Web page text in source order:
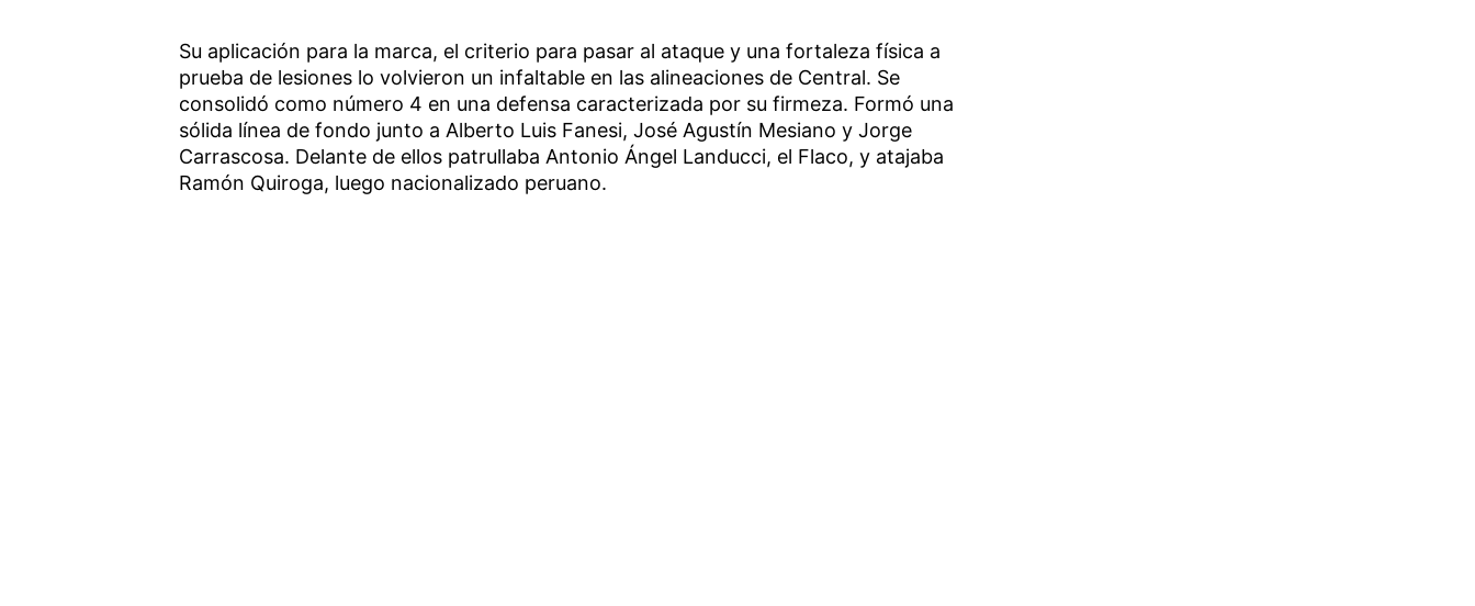
Su aplicación para la marca, el criterio para pasar al ataque y una fortaleza física a
prueba de lesiones lo volvieron un infaltable en las alineaciones de Central. Se
consolidó como número 4 en una defensa caracterizada por su firmeza. Formó una
sólida línea de fondo junto a Alberto Luis Fanesi, José Agustín Mesiano y Jorge
Carrascosa. Delante de ellos patrullaba Antonio Ángel Landucci, el Flaco, y atajaba
Ramón Quiroga, luego nacionalizado peruano.